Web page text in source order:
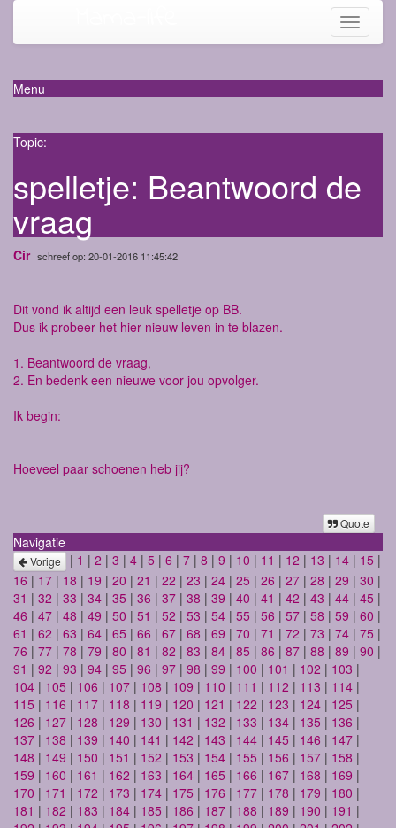
Toggle
Menu
Topic:
spelletje: Beantwoord de
vraag
Cir schreef op: 20-01-2016 11:45:42
Dit vond ik altijd een leuk spelletje op BB.
Dus ik probeer het hier nieuw leven in te blazen.
1. Beantwoord de vraag,
2. En bedenk een nieuwe voor jou opvolger.
Ik begin:
Hoeveel paar schoenen heb jij?
Quote
Navigatie
Vorige | 1 | 2 | 3 | 4 | 5 | 6 | 7 | 8 | 9 | 10 | 11 | 12 | 13 | 14 | 15 |
16 | 17 | 18 | 19 | 20 | 21 | 22 | 23 | 24 | 25 | 26 | 27 | 28 | 29 | 30 |
31 | 32 | 33 | 34 | 35 | 36 | 37 | 38 | 39 | 40 | 41 | 42 | 43 | 44 | 45 |
46 | 47 | 48 | 49 | 50 | 51 | 52 | 53 | 54 | 55 | 56 | 57 | 58 | 59 | 60 |
61 | 62 | 63 | 64 | 65 | 66 | 67 | 68 | 69 | 70 | 71 | 72 | 73 | 74 | 75 |
76 | 77 | 78 | 79 | 80 | 81 | 82 | 83 | 84 | 85 | 86 | 87 | 88 | 89 | 90 |
91 | 92 | 93 | 94 | 95 | 96 | 97 | 98 | 99 | 100 | 101 | 102 | 103 |
104 | 105 | 106 | 107 | 108 | 109 | 110 | 111 | 112 | 113 | 114 |
115 | 116 | 117 | 118 | 119 | 120 | 121 | 122 | 123 | 124 | 125 |
126 | 127 | 128 | 129 | 130 | 131 | 132 | 133 | 134 | 135 | 136 |
137 | 138 | 139 | 140 | 141 | 142 | 143 | 144 | 145 | 146 | 147 |
148 | 149 | 150 | 151 | 152 | 153 | 154 | 155 | 156 | 157 | 158 |
159 | 160 | 161 | 162 | 163 | 164 | 165 | 166 | 167 | 168 | 169 |
170 | 171 | 172 | 173 | 174 | 175 | 176 | 177 | 178 | 179 | 180 |
181 | 182 | 183 | 184 | 185 | 186 | 187 | 188 | 189 | 190 | 191 |